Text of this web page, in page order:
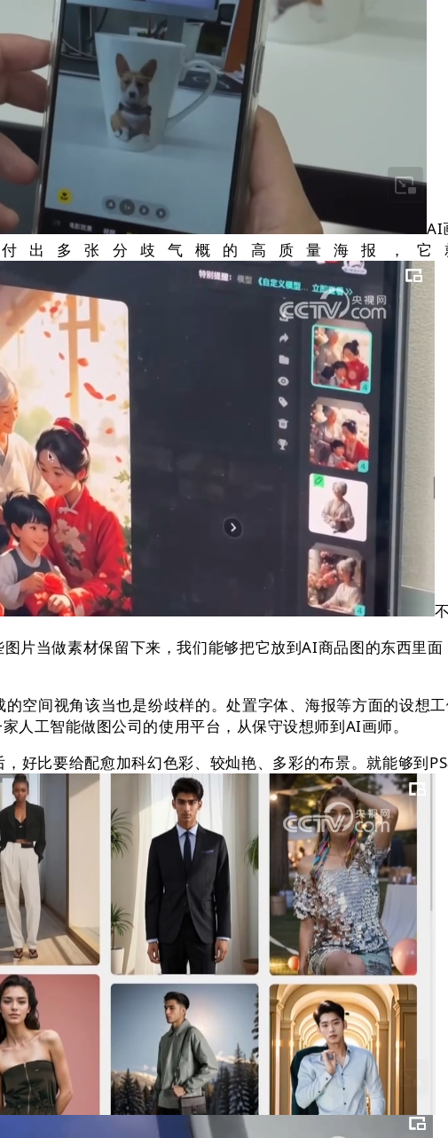
AI
出多张分歧气概的高质量海报，它
当做素材保留下来，我们能够把它放到AI商品图的东西里
间视角该当也是纷歧样的。处置字体、海报等方面的设想
人工智能做图公司的使用平台，从保守设想师到AI画师。
比要给配愈加科幻色彩、较灿艳、多彩的布景。就能够到